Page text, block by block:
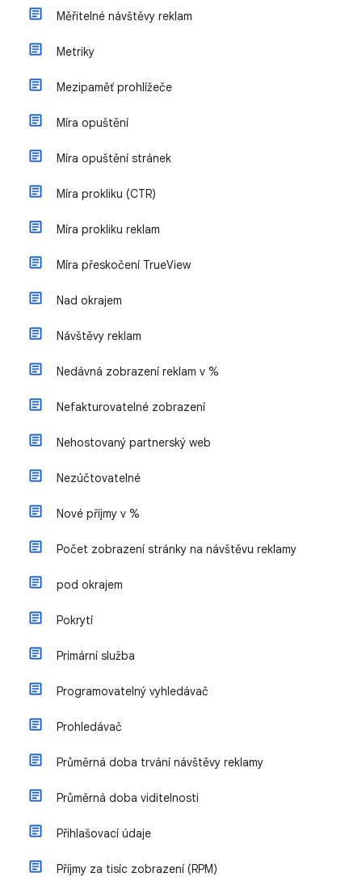
Měřitelné návštěvy reklam
Metriky
Mezipaměť prohlížeče
Míra opuštění
Míra opuštění stránek
Míra prokliku (CTR)
Míra prokliku reklam
Míra přeskočení TrueView
Nad okrajem
Návštěvy reklam
Nedávná zobrazení reklam v %
Nefakturovatelné zobrazení
Nehostovaný partnerský web
Nezúčtovatelné
Nové příjmy v %
Počet zobrazení stránky na návštěvu reklamy
pod okrajem
Pokrytí
Primární služba
Programovatelný vyhledávač
Prohledávač
Průměrná doba trvání návštěvy reklamy
Průměrná doba viditelnosti
Přihlašovací údaje
Příjmy za tisíc zobrazení (RPM)